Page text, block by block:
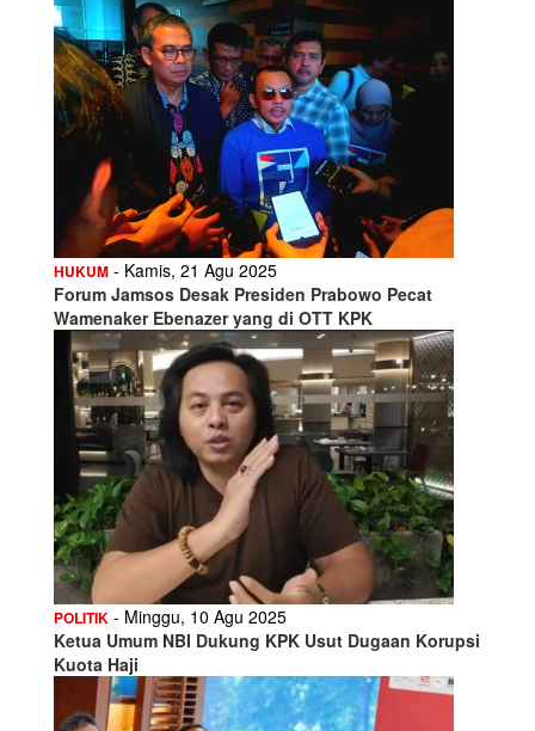
HUKUM - Kamis, 21 Agu 2025
Forum Jamsos Desak Presiden Prabowo Pecat
Wamenaker Ebenazer yang di OTT KPK
POLITIK - Minggu, 10 Agu 2025
Ketua Umum NBI Dukung KPK Usut Dugaan Korupsi
Kuota Haji